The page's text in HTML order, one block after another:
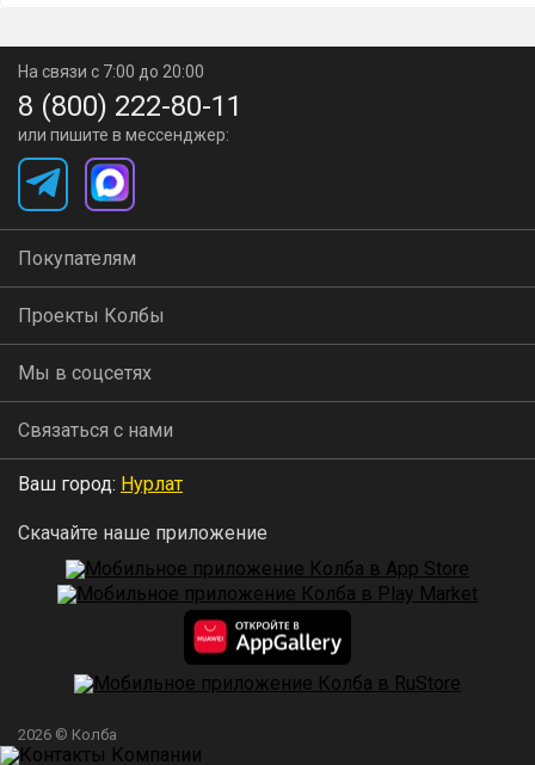
На связи с 7:00 до 20:00
8 (800) 222-80-11
или пишите в мессенджер:
Покупателям
Проекты Колбы
Мы в соцсетях
Связаться с нами
Ваш город: Нурлат
Скачайте наше приложение
2026 © Колба